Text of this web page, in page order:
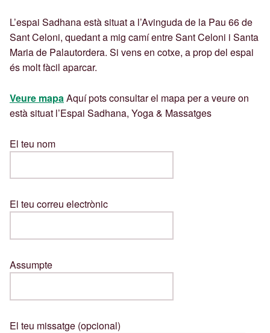
L’espai Sadhana està situat a l’Avinguda de la Pau 66 de
Sant Celoni, quedant a mig camí entre Sant Celoni i Santa
Maria de Palautordera. Si vens en cotxe, a prop del espai
és molt fàcil aparcar.
Veure mapaAquí pots consultar el mapa per a veure on
està situat l’Espai Sadhana, Yoga & Massatges
El teu nom
El teu correu electrònic
Assumpte
El teu missatge (opcional)